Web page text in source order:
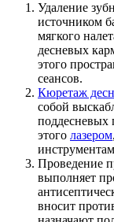
Удаление
источником
мягкого
десневых
этого
сеансов.
Кюретаж
собой
поддесневых
этого лазером
Проведение
выполняет
вносит